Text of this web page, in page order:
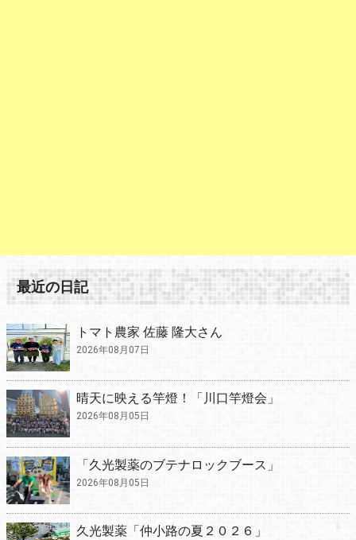
最近の日記
トマト農家 佐藤 隆大さん
2026年08月07日
晴天に映える竿燈！「川口竿燈会」
2026年08月05日
「久光製薬のブテナロックブース」
2026年08月05日
久光製薬「仲小路の夏２０２６」